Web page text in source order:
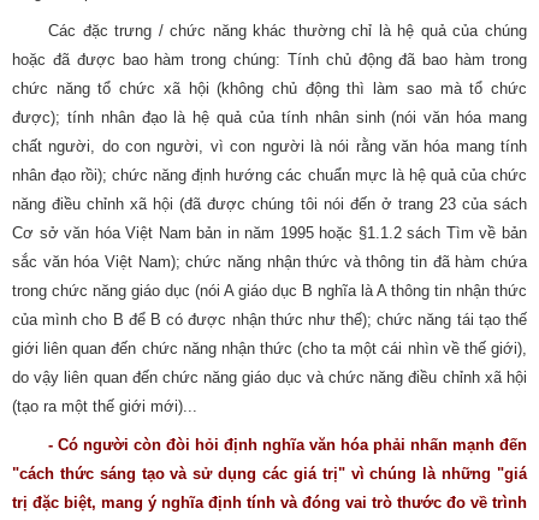
Các đặc trưng / chức năng khác thường chỉ là hệ quả của chúng
hoặc đã được bao hàm trong chúng: Tính chủ động đã bao hàm trong
chức năng tổ chức xã hội (không chủ động thì làm sao mà tổ chức
được); tính nhân đạo là hệ quả của tính nhân sinh (nói văn hóa mang
chất người, do con người, vì con người là nói rằng văn hóa mang tính
nhân đạo rồi); chức năng định hướng các chuẩn mực là hệ quả của chức
năng điều chỉnh xã hội (đã được chúng tôi nói đến ở trang 23 của sách
Cơ sở văn hóa Việt Nam bản in năm 1995 hoặc §1.1.2 sách Tìm về bản
sắc văn hóa Việt Nam); chức năng nhận thức và thông tin đã hàm chứa
trong chức năng giáo dục (nói A giáo dục B nghĩa là A thông tin nhận thức
của mình cho B để B có được nhận thức như thế); chức năng tái tạo thế
giới liên quan đến chức năng nhận thức (cho ta một cái nhìn về thế giới),
do vậy liên quan đến chức năng giáo dục và chức năng điều chỉnh xã hội
(tạo ra một thế giới mới)...
- Có người còn đòi hỏi định nghĩa văn hóa phải nhấn mạnh đến
"cách thức sáng tạo và sử dụng các giá trị" vì chúng là những "giá
trị đặc biệt, mang ý nghĩa định tính và đóng vai trò thước đo về trình